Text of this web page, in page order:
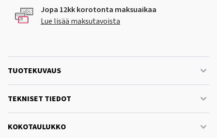
Jopa 12kk korotonta maksuaikaa
Lue lisää maksutavoista
TUOTEKUVAUS
TEKNISET TIEDOT
KOKOTAULUKKO